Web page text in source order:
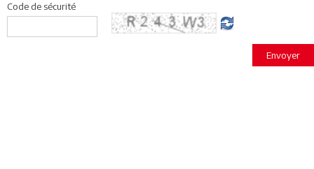
Code de sécurité
Envoyer